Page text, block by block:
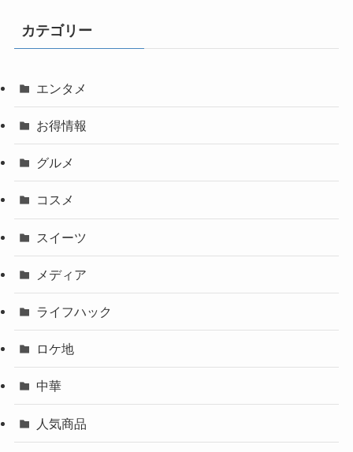
カテゴリー
エンタメ
お得情報
グルメ
コスメ
スイーツ
メディア
ライフハック
ロケ地
中華
人気商品